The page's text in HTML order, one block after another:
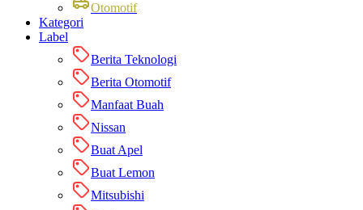
Otomotif
Kategori
Label
Berita Teknologi
Berita Otomotif
Manfaat Buah
Nissan
Buat Apel
Buat Lemon
Mitsubishi